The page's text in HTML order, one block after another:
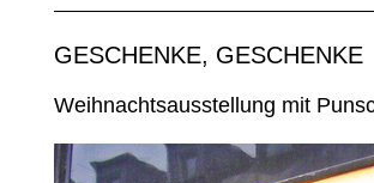
GESCHENKE, GESCHENKE
Weihnachtsausstellung mit